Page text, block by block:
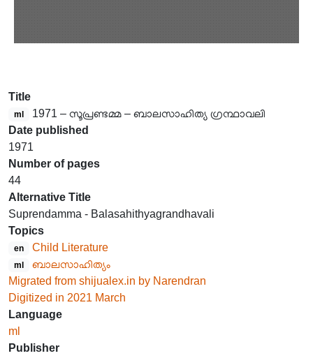
Title
ml
1971 – സൂപ്രണ്ടമ്മ – ബാലസാഹിത്യ ഗ്രന്ഥാവലി
Date published
1971
Number of pages
44
Alternative Title
Suprendamma - Balasahithyagrandhavali
Topics
en Child Literature
ml
ബാലസാഹിത്യം
Migrated from shijualex.in by Narendran
Digitized in 2021 March
Language
ml
Publisher